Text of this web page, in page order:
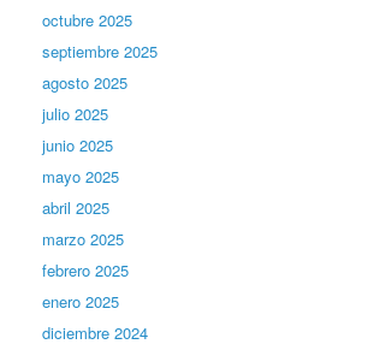
octubre 2025
septiembre 2025
agosto 2025
julio 2025
junio 2025
mayo 2025
abril 2025
marzo 2025
febrero 2025
enero 2025
diciembre 2024